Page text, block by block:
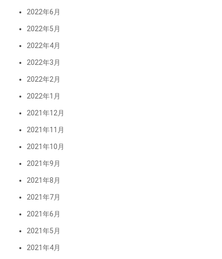
2022年6月
2022年5月
2022年4月
2022年3月
2022年2月
2022年1月
2021年12月
2021年11月
2021年10月
2021年9月
2021年8月
2021年7月
2021年6月
2021年5月
2021年4月